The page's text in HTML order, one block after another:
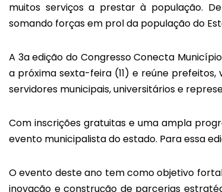
muitos serviços a prestar à população.
somando forças em prol da população do
A 3a edição do Congresso Conecta
a próxima sexta-feira (11) e reúne prefeitos,
servidores municipais, universitários e
Com inscrições gratuitas e uma ampla
evento municipalista do estado. Para essa
O evento deste ano tem como objetivo
inovação e construção de parcerias